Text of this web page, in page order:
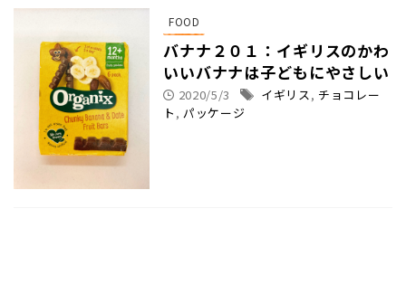
FOOD
バナナ２０１：イギリスのかわ
いいバナナは子どもにやさしい
2020/5/3 イギリス, チョコレー
ト , パッケージ